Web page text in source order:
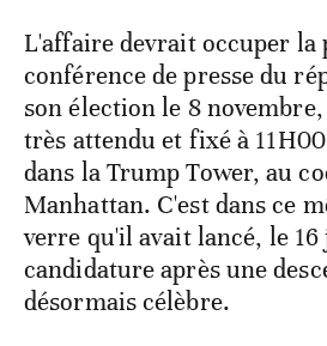
L'affaire devrait occuper la
conférence de presse du
son élection le 8
très attendu et fixé à
dans la Trump Tower, au
Manhattan. C'est dans ce
verre qu'il avait lancé, le 16
candidature après une
désormais célèbre.